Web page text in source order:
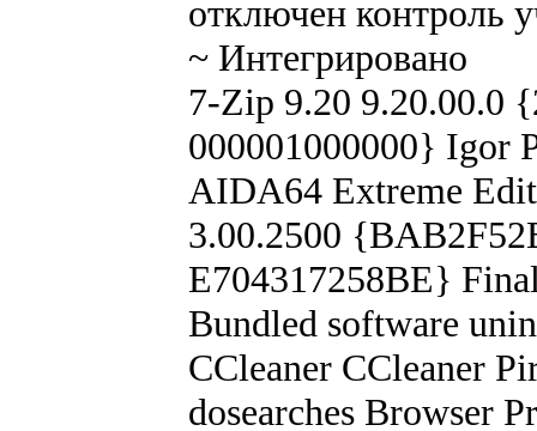
отключен контроль
~ Интегрировано
7-Zip 9.20 9.20.00.0
000001000000} Igor
AIDA64 Extreme
3.00.2500
E704317258BE}
Bundled software
CCleaner CCleaner
dosearches Browser